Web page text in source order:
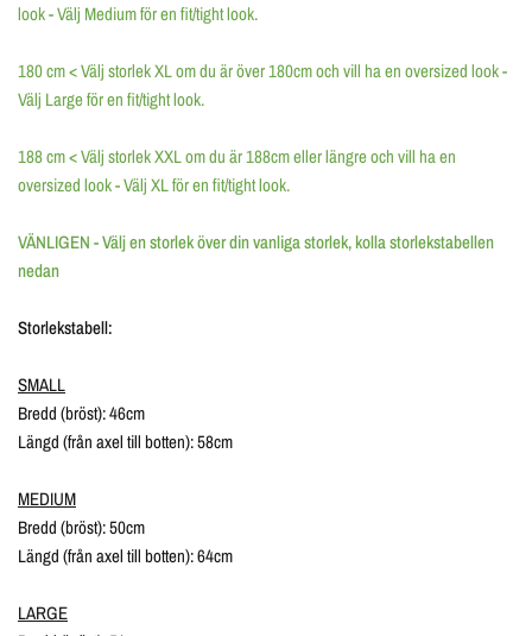
look - Välj Medium för en fit/tight look.
180 cm < Välj storlek XL om du är över 180cm och vill ha en oversized look -
Välj Large för en fit/tight look.
188 cm < Välj storlek XXL om du är 188cm eller längre och vill ha en
oversized look - Välj XL för en fit/tight look.
VÄNLIGEN - Välj en storlek över din vanliga storlek, kolla storlekstabellen
nedan
Storlekstabell:
SMALL
Bredd (bröst): 46cm
Längd (från axel till botten): 58cm
MEDIUM
Bredd (bröst): 50cm
Längd (från axel till botten): 64cm
LARGE